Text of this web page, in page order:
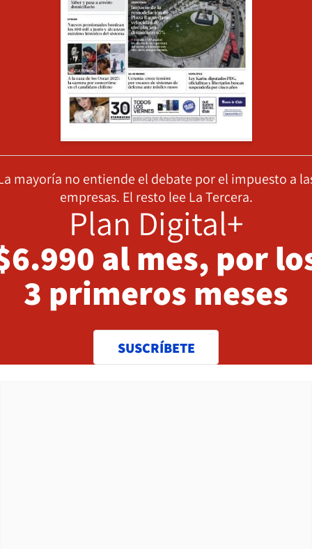
mayoría no entiende el debate por el impuesto a
empresas. El resto lee La Tercera.
Plan Digital+
al mes, por
3 primeros meses
SUSCRÍBETE